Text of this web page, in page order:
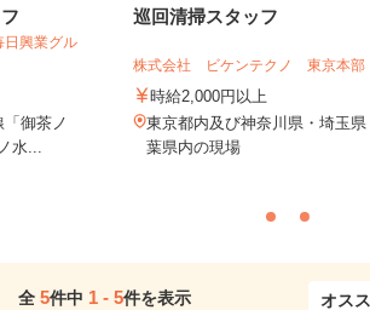
興業グル
御茶ノ
水...
巡回清掃スタッフ
株式会社 ビケンテクノ 東京本部
時給2,000円以上
東京都内及び神奈川県・埼玉県
葉県内の現場
全 5件中 1 - 5件を表示